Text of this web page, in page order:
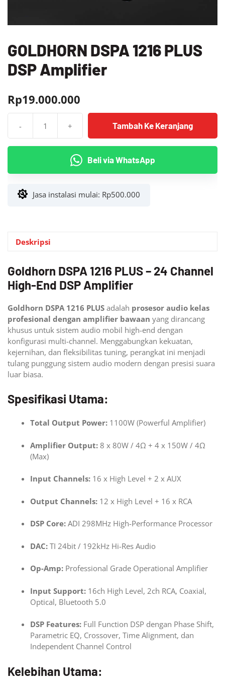
GOLDHORN DSPA 1216 PLUS
DSP Amplifier
Rp19.000.000
-
GOLDHORN
1216
PLUS
Amplifier
+ Tambah Ke Keranjang
Beli via WhatsApp
Jasa instalasi mulai: Rp500.000
Deskripsi
Goldhorn DSPA 1216 PLUS – 24 Channel
High-End DSP Amplifier
Goldhorn DSPA 1216 PLUS adalah prosesor audio kelas
profesional dengan amplifier bawaan yang dirancang
khusus untuk sistem audio mobil high-end dengan
konfigurasi multi-channel. Menggabungkan kekuatan,
kejernihan, dan fleksibilitas tuning, perangkat ini menjadi
tulang punggung sistem audio modern dengan presisi suara
luar biasa.
Spesifikasi Utama:
Total Output Power: 1100W (Powerful Amplifier)
Amplifier Output: 8 x 80W / 4Ω + 4 x 150W / 4Ω
(Max)
Input Channels: 16 x High Level + 2 x AUX
Output Channels: 12 x High Level + 16 x RCA
DSP Core: ADI 298MHz High-Performance Processor
DAC: TI 24bit / 192kHz Hi-Res Audio
Op-Amp: Professional Grade Operational Amplifier
Input Support: 16ch High Level, 2ch RCA, Coaxial,
Optical, Bluetooth 5.0
DSP Features: Full Function DSP dengan Phase Shift,
Parametric EQ, Crossover, Time Alignment, dan
Independent Channel Control
Kelebihan Utama: